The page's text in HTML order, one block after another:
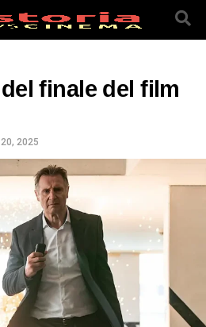
finale del film
2025